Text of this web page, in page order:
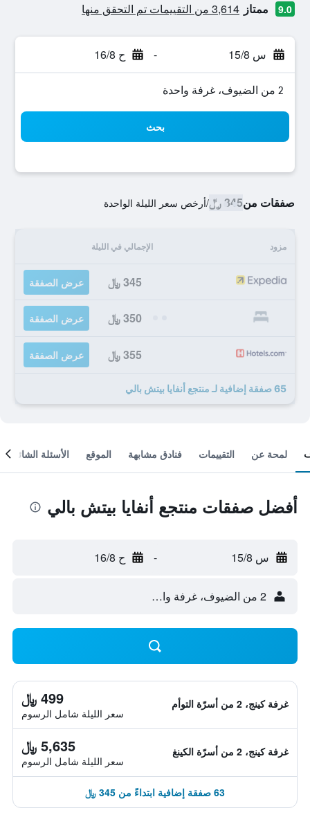
9.0 ممتاز 3,614 من التقييمات تم التحقق منها
س 15/8 - ح 16/8
2 من الضيوف، غرفة واحدة
بحث
صفقات من345 ﷼ /أرخص سعر الليلة الواحدة
مزود الإجمالي في الليلة
345 ﷼ عرض الصفقة
350 ﷼ عرض الصفقة
355 ﷼ عرض الصفقة
65 صفقة إضافية لـ منتجع أنفايا بيتش بالي
لمحة عن التقييمات فنادق مشابهة الموقع الأسئلة الشائعة
أفضل صفقات منتجع أنفايا بيتش بالي
س 15/8 - ح 16/8
2 من الضيوف، غرفة واحدة
غرفة كينج، 2 من أسرّة التوأم 499 ﷼
سعر الليلة شامل الرسوم
غرفة كينج، 2 من أسرّة الكينغ 5,635 ﷼
سعر الليلة شامل الرسوم
63 صفقة إضافية ابتداءً من 345 ﷼